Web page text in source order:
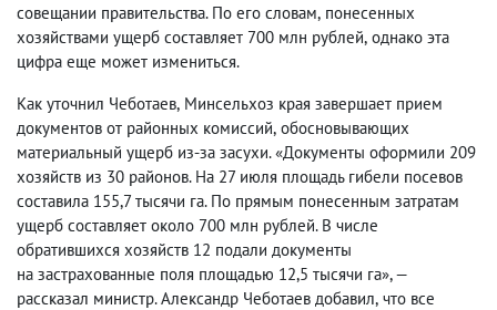
совещании правительства. По его словам, понесенных
хозяйствами ущерб составляет 700 млн рублей, однако эта
цифра еще может измениться.
Как уточнил Чеботаев, Минсельхоз края завершает прием
документов от районных комиссий, обосновывающих
материальный ущерб из-за засухи. «Документы оформили 209
хозяйств из 30 районов. На 27 июля площадь гибели посевов
составила 155,7 тысячи га. По прямым понесенным затратам
ущерб составляет около 700 млн рублей. В числе
обратившихся хозяйств 12 подали документы
на застрахованные поля площадью 12,5 тысячи га», —
рассказал министр. Александр Чеботаев добавил, что все